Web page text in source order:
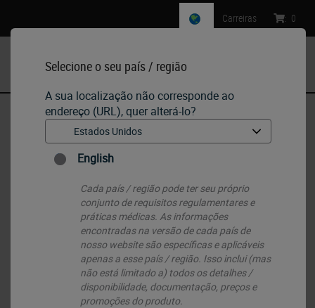
Selecione o seu país / região
A sua localização não corresponde ao
endereço (URL), quer alterá-lo?
English
Cada país / região pode ter seu próprio
conjunto de requisitos regulamentares e
práticas médicas. As informações
encontradas na versão de cada país de
nosso website são específicas e aplicáveis ​​
apenas a esse país / região. Isso inclui (mas
não está limitado a) todos os detalhes /
disponibilidade, documentação, preços e
promoções do produto.
Carreiras : 0
IHC & ISH • IHC Primary Antibodies
Gonadotrofina coriônica humana (beta)